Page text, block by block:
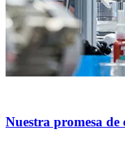
Nuestra promesa de